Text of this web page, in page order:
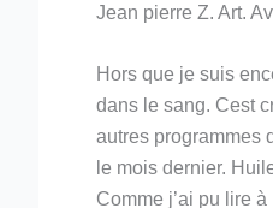
Jean pierre Z. Art.
Hors que je suis
dans le sang. Cest
autres programmes
le mois dernier.
Comme j’ai pu lire